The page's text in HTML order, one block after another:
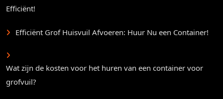
Efficiënt!
Efficiënt Grof Huisvuil Afvoeren: Huur Nu een Container!
Wat zijn de kosten voor het huren van een container voor
grofvuil?